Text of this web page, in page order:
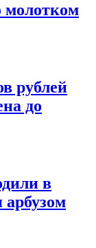
молотком
рублей
до
в
арбузом